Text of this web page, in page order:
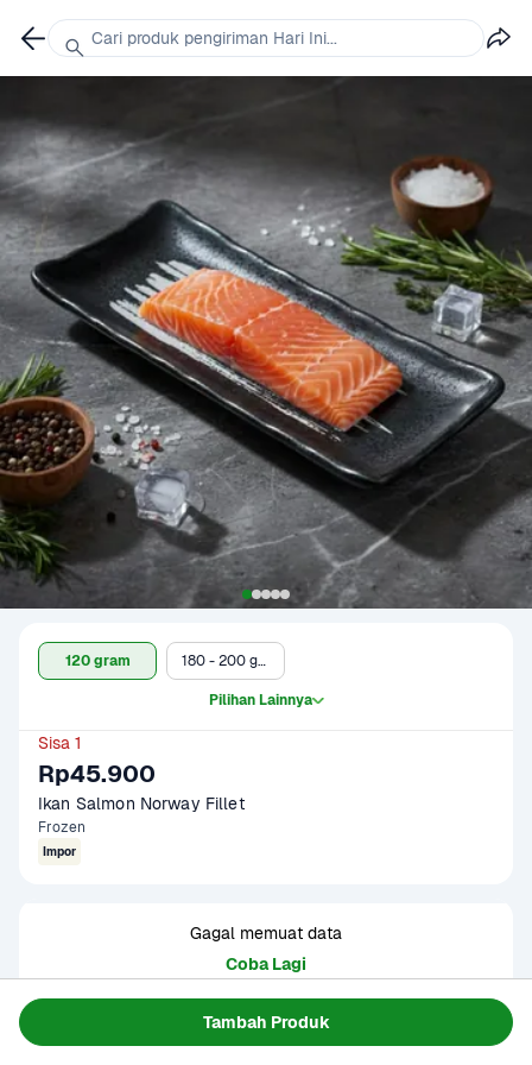
Tambah Produk
120 gram 180 - 200 gram
Pilihan Lainnya
Sisa 1
Rp45.900
Ikan Salmon Norway Fillet
Frozen
Impor
Gagal memuat data
Coba Lagi
Informasi Produk
Cari produk pengiriman Hari Ini...